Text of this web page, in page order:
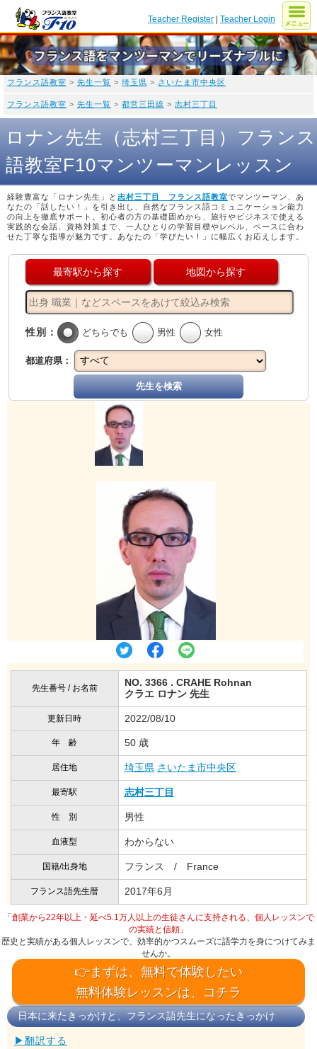
Teacher Register |Teacher Login
フランス語教室 > 先生一覧 > 埼玉県 > さいたま市中央区
フランス語教室 > 先生一覧 > 都営三田線 > 志村三丁目
ロナン先生（志村三丁目）フランス
語教室F10マンツーマンレッスン
経験豊富な「ロナン先生」と 志村三丁目 フランス語教室でマンツーマン、あ
なたの「話したい！」を引き出し、自然なフランス語コミュニケーション能力
の向上を徹底サポート。初心者の方の基礎固めから、旅行やビジネスで使える
実践的な会話、資格対策まで、一人ひとりの学習目標やレベル、ペースに合わ
せた丁寧な指導が魅力です。あなたの「学びたい！」に幅広くお応えします。
最寄駅から探す 地図から探す
性別： どちらでも 男性 女性
都道府県：
先生を検索
先生番号 / お名前
NO. 3366 . CRAHE Rohnan
クラエ ロナン 先生
更新日時 2022/08/10
年 齢 50 歳
居住地 埼玉県 さいたま市中央区
最寄駅 志村三丁目
性 別 男性
血液型 わからない
国籍/出身地 フランス / France
フランス語先生暦 2017年6月
「創業から22年以上・延べ5.1万人以上の生徒さんに支持される、個人レッスンで
の実績と信頼」
歴史と実績がある個人レッスンで、効率的かつスムーズに語学力を身につけてみま
せんか。
👉まずは、無料で体験したい
無料体験レッスンは、コチラ
日本に来たきっかけと、フランス語先生になったきっかけ
▶翻訳する